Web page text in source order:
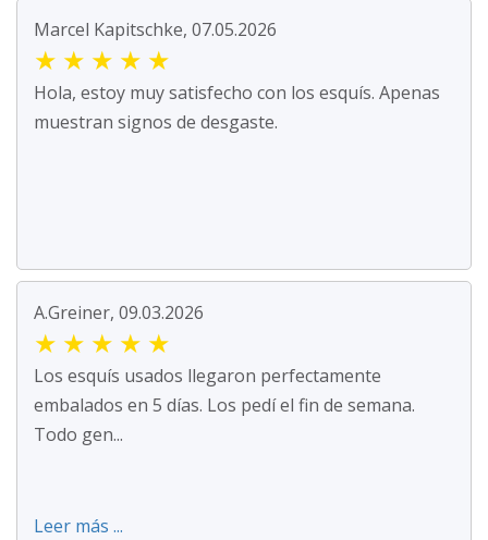
Marcel Kapitschke, 07.05.2026
★ ★ ★ ★ ★
Hola, estoy muy satisfecho con los esquís. Apenas
muestran signos de desgaste.
A.Greiner, 09.03.2026
★ ★ ★ ★ ★
Los esquís usados llegaron perfectamente
embalados en 5 días. Los pedí el fin de semana.
Todo gen...
Leer más ...